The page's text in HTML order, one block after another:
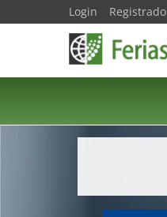
Login Registrado